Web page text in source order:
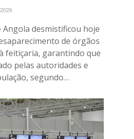
Angola desmistificou hoje
de órgãos
feitiçaria, garantindo que
pelas autoridades e
segundo…